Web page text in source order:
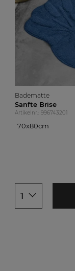
Badematte
Sanfte Brise
Artikelnr.: 996743201
70x80cm
1